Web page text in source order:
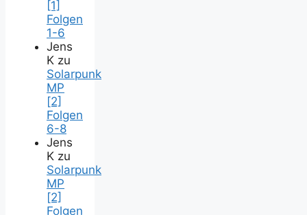
[1]
Folgen
1-6
Jens
K zu
Solarpunk
MP
[2]
Folgen
6-8
Jens
K zu
Solarpunk
MP
[2]
Folgen